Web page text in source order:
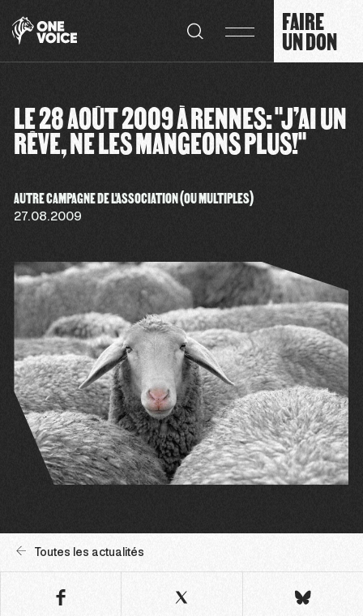
FAIRE
UN DON
LE 28 AOÛT 2009 À RENNES: "J’AI UN
RÊVE, NE LES MANGEONS PLUS!"
AUTRE CAMPAGNE DE L'ASSOCIATION (OU MULTIPLES)
27.08.2009
Toutes les actualités